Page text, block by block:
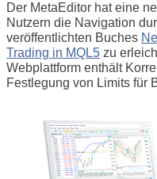
Der MetaEditor hat eine
Nutzern die Navigation
veröffentlichten Buches
Trading in MQL5 zu
Webplattform enthält
Festlegung von Limits für